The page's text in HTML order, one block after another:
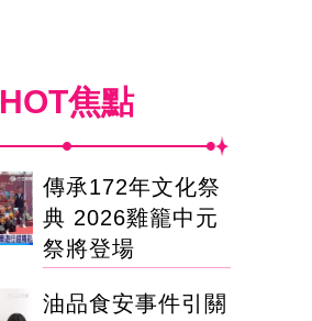
HOT焦點
傳承172年文化祭
典 2026雞籠中元
祭將登場
油品食安事件引關